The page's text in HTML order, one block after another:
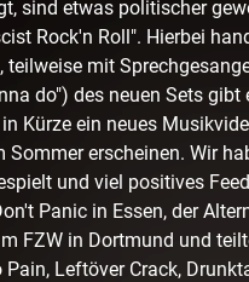
sind etwas politischer
Rock'n Roll". Hierbei
mit
do") des neuen Sets gibt
Kürze ein neues
erscheinen. Wir
und viel positives
Panic in Essen, der
FZW in Dortmund und
Leftöver Crack,